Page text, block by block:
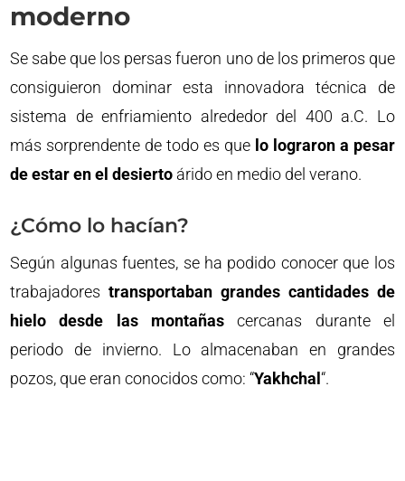
moderno
Se sabe que los persas fueron uno de los primeros que
consiguieron dominar esta innovadora técnica de
sistema de enfriamiento alrededor del 400 a.C. Lo
más sorprendente de todo es que lo lograron a pesar
de estar en el desierto árido en medio del verano.
¿Cómo lo hacían?
Según algunas fuentes, se ha podido conocer que los
trabajadorestransportaban grandes cantidades de
hielo desde las montañas cercanas durante el
periodo de invierno. Lo almacenaban en grandes
pozos, que eran conocidos como: “Yakhchal“.